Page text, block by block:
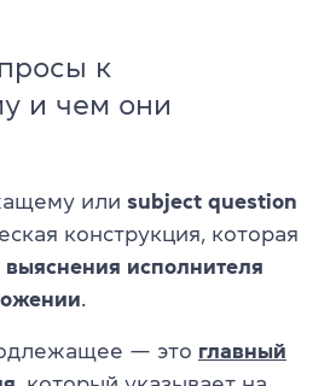
к
и чем они
или subject question
конструкция, которая
выяснения исполнителя
— это главный